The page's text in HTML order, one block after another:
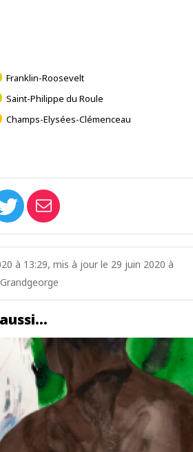
Franklin-Roosevelt
Saint-Philippe du Roule
Champs-Elysées-Clémenceau
à 13:29, mis à jour le 29 juin 2020 à